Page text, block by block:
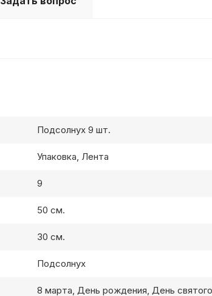
Подсолнух 9 шт.
Упаковка, Лента
9
50 см.
30 см.
Подсолнух
8 марта, День рождения, День